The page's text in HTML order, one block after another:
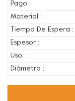
Pago :
Material :
Tiempo De Espera :
Espesor :
Uso :
Diámetro :